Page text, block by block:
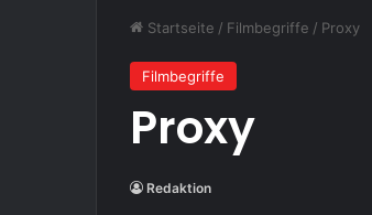
Startseite / Filmbegriffe / Proxy
Filmbegriffe
Proxy
Redaktion